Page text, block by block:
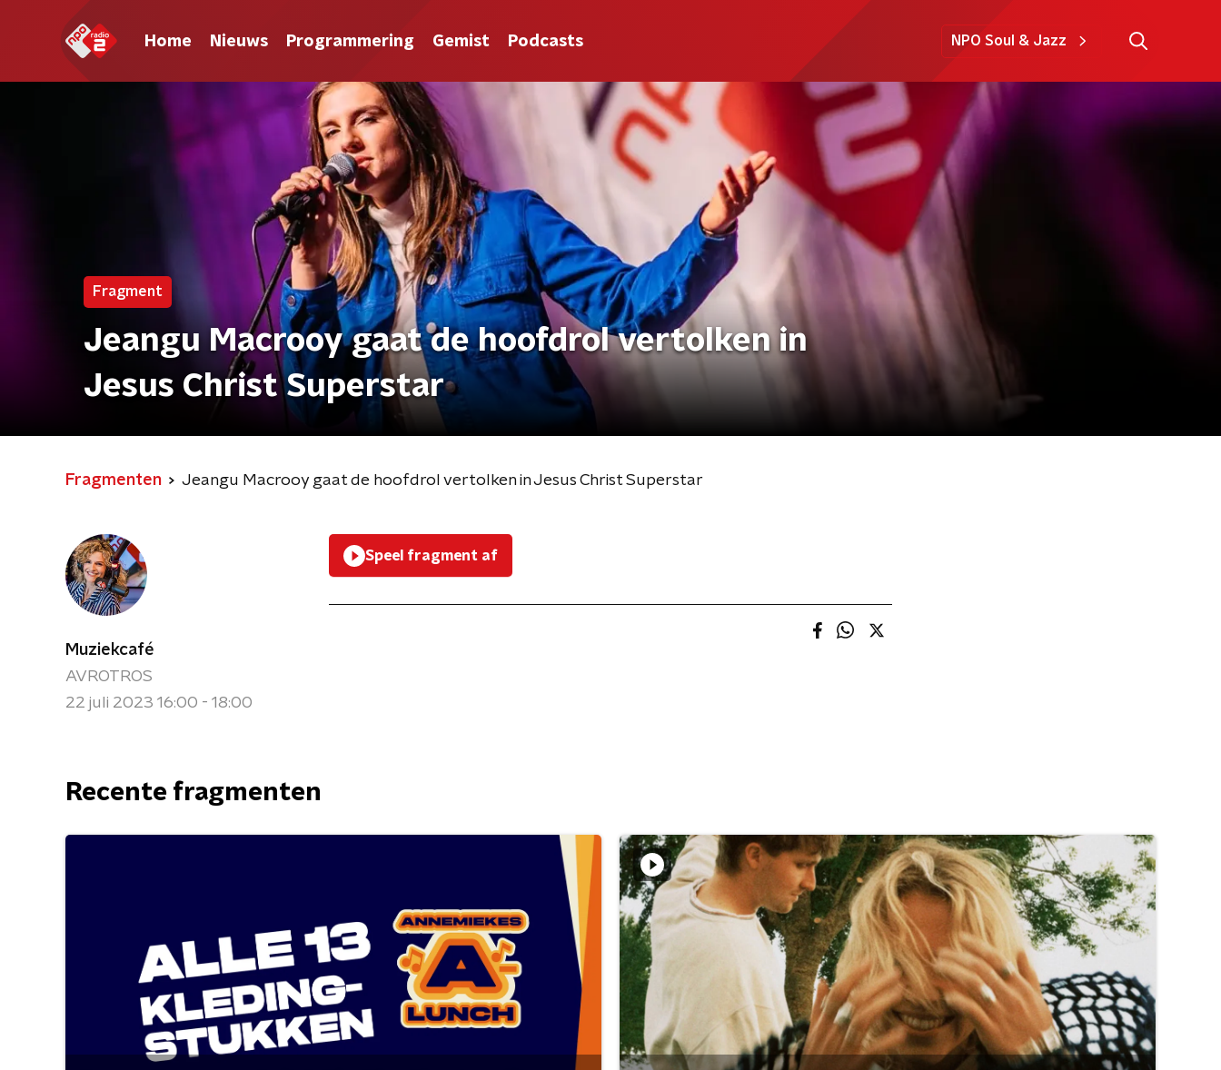
Home Nieuws Programmering Gemist Podcasts NPO Soul & Jazz
Fragment
Jeangu Macrooy gaat de hoofdrol vertolken in
Jesus Christ Superstar
Fragmenten Jeangu Macrooy gaat de hoofdrol vertolken in Jesus Christ Superstar
Muziekcafé
AVROTROS
22 juli 2023 16:00 - 18:00
Speel fragment af
Recente fragmenten